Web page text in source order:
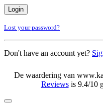
Lost your password?
Don't have an account yet?
De waardering van
Reviewsis 9.4/10